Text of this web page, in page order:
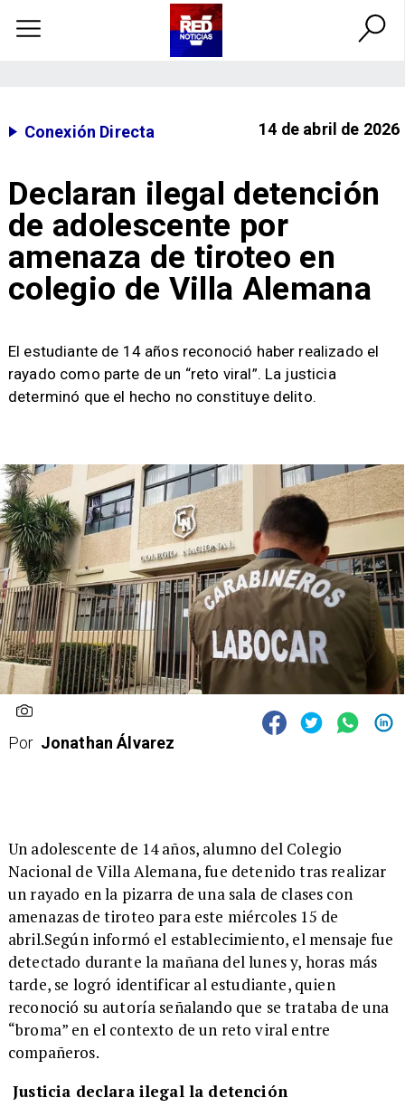
Conexión Directa 14 de abril de 2026
Declaran ilegal detención
de adolescente por
amenaza de tiroteo en
colegio de Villa Alemana
​El estudiante de 14 años reconoció haber realizado el
rayado como parte de un “reto viral”. La justicia
determinó que el hecho no constituye delito.
Por Jonathan Álvarez
​Un adolescente de 14 años, alumno del Colegio
Nacional de Villa Alemana, fue detenido tras realizar
un rayado en la pizarra de una sala de clases con
amenazas de tiroteo para este miércoles 15 de
abril.Según informó el establecimiento, el mensaje fue
detectado durante la mañana del lunes y, horas más
tarde, se logró identificar al estudiante, quien
reconoció su autoría señalando que se trataba de una
“broma” en el contexto de un reto viral entre
compañeros.
Justicia declara ilegal la detención